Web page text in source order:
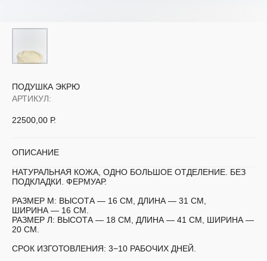
ПОДУШКА ЭКРЮ
АРТИКУЛ:
22500,00 Р.
ОПИСАНИЕ
НАТУРАЛЬНАЯ КОЖА, ОДНО БОЛЬШОЕ ОТДЕЛЕНИЕ. БЕЗ
ПОДКЛАДКИ. ФЕРМУАР.
РАЗМЕР М: ВЫСОТА — 16 СМ, ДЛИНА — 31 СМ,
ШИРИНА — 16 СМ.
РАЗМЕР Л: ВЫСОТА — 18 СМ, ДЛИНА — 41 СМ, ШИРИНА —
20 СМ.
СРОК ИЗГОТОВЛЕНИЯ: 3−10 РАБОЧИХ ДНЕЙ.